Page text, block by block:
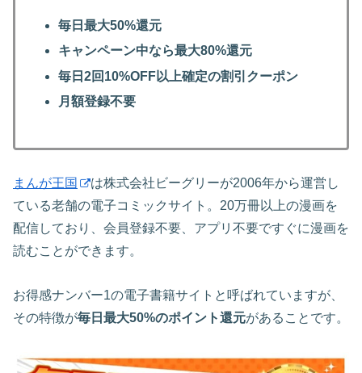
毎日最大50%還元
キャンペーン中なら最大80%還元
毎日2回10%OFF以上確定の割引クーポン
月額登録不要
まんが王国
は株式会社ビーグリーが2006年から運営し
ている老舗の電子コミックサイト。20万冊以上の漫画を
配信しており、会員登録不要、アプリ不要ですぐに漫画を
読むことができます。
お得感ナンバー1の電子書籍サイトと呼ばれていますが、
その特徴が毎日最大50%のポイント還元があることです。